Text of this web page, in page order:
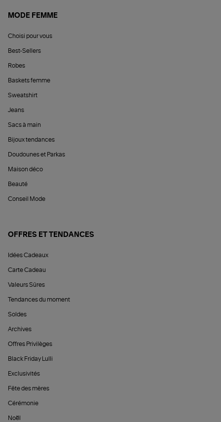
MODE FEMME
Choisi pour vous
Best-Sellers
Robes
Baskets femme
Sweatshirt
Jeans
Sacs à main
Bijoux tendances
Doudounes et Parkas
Maison déco
Beauté
Conseil Mode
OFFRES ET TENDANCES
Idées Cadeaux
Carte Cadeau
Valeurs Sûres
Tendances du moment
Soldes
Archives
Offres Privilèges
Black Friday Lulli
Exclusivités
Fête des mères
Cérémonie
Noël